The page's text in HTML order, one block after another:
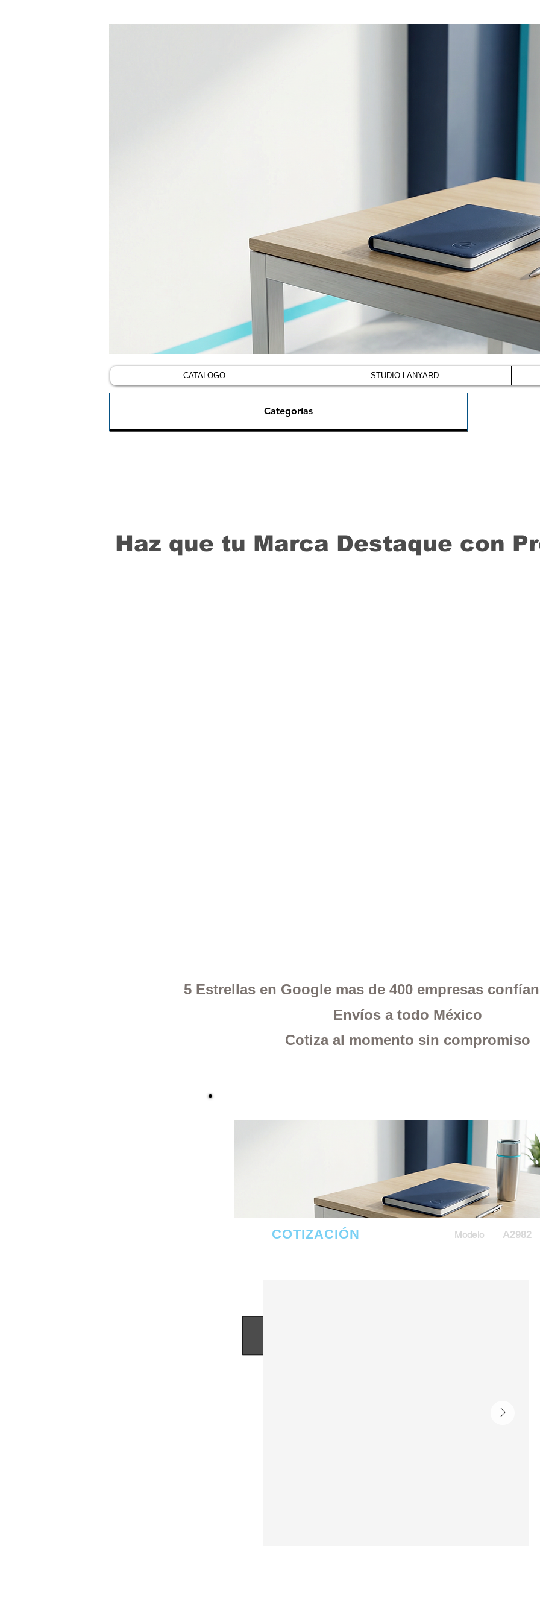
CATALOGO STUDIO LANYARD
Categorías
5 Estrellas en Google mas de 400 empresas
Envíos a todo México
Cotiza al momento sin compromiso
Haz que tu Marca Destaque con
COTIZACIÓN A2982
Modelo